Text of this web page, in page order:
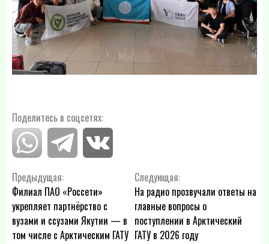
Поделитесь в соцсетях:
Навигация
по
записям
Предыдущая:
Филиал ПАО «Россети»
укрепляет партнёрство с
вузами и ссузами Якутии — в
том числе с Арктическим ГАТУ
Следующая:
На радио прозвучали ответы на
главные вопросы о
поступлении в Арктический
ГАТУ в 2026 году